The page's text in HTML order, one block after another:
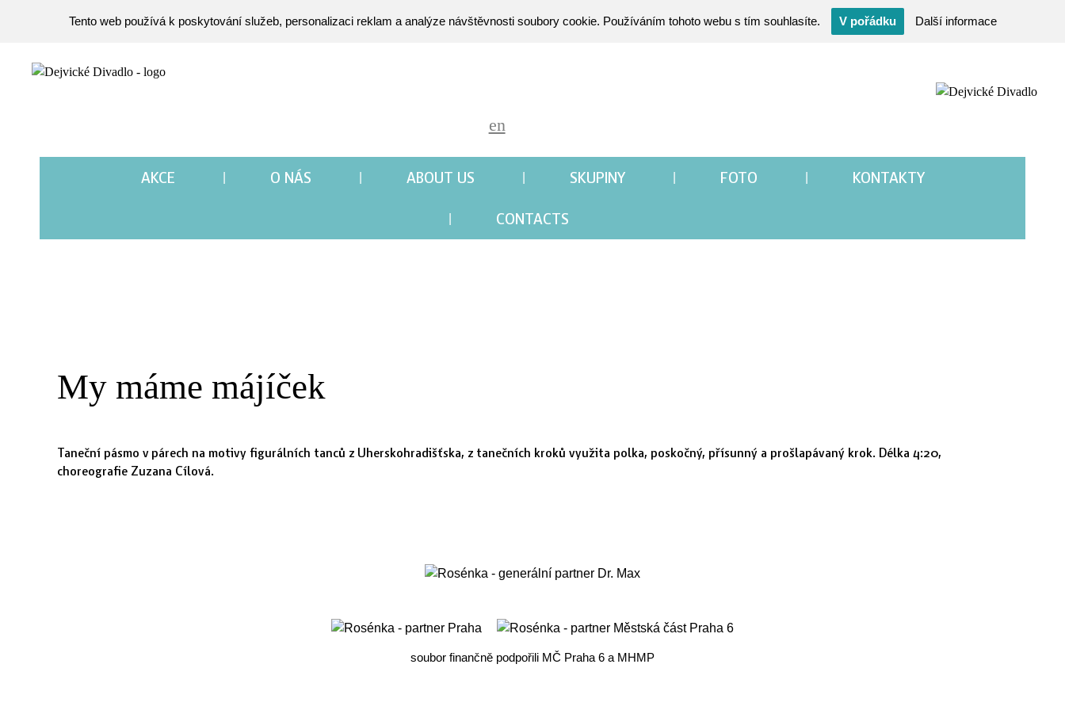
Tento web používá k poskytování služeb, personalizaci reklam a analýze návštěvnosti soubory cookie. Používáním tohoto webu s tím souhlasíte. V pořádku Další informace
AKCE O NÁS ABOUT US SKUPINY FOTO
KONTAKTY
CONTACTS
en
My máme májíček
Taneční pásmo v párech na motivy figurálních tanců z Uherskohradišťska, z tanečních kroků využita polka, poskočný, přísunný a prošlapávaný krok. Délka 4:20,
choreografie Zuzana Cílová.
soubor finančně podpořili MČ Praha 6 a MHMP